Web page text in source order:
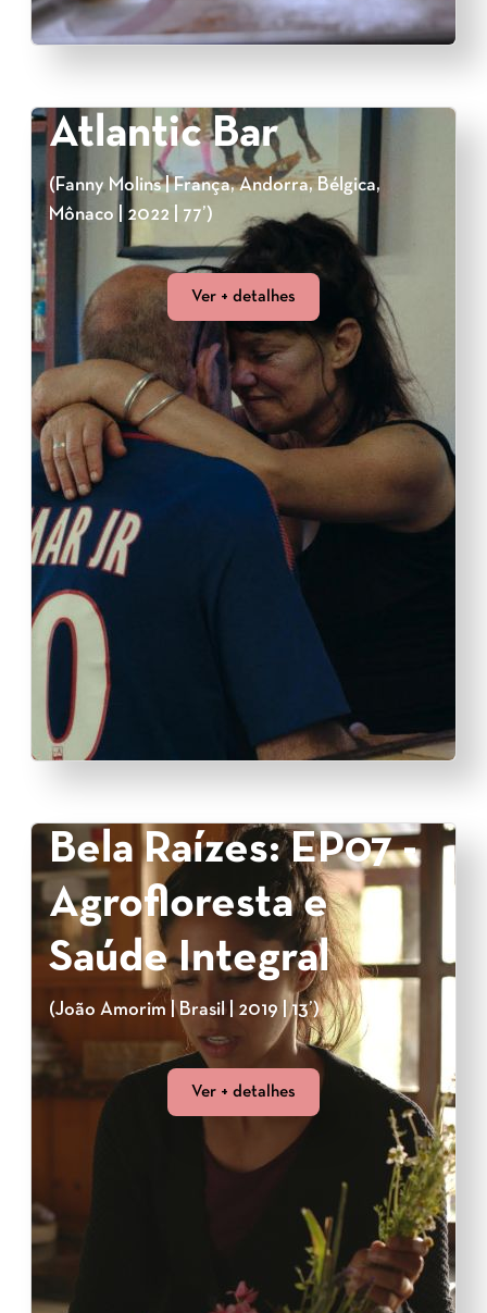
Atlantic Bar
(Fanny Molins | França, Andorra, Bélgica,
Mônaco | 2022 | 77’)
Ver + detalhes
Bela Raízes: EP07 -
Agrofloresta e
Saúde Integral
(João Amorim | Brasil | 2019 | 13’)
Ver + detalhes